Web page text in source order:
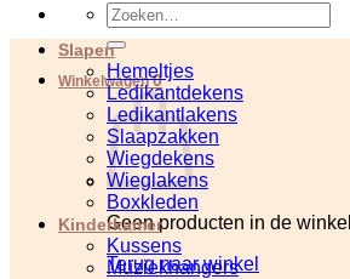
Zoeken
naar:
Winkelwagen0
Geen producten in de
Terug naar winkel
Slapen
Hemeltjes
Ledikantdekens
Ledikantlakens
Slaapzakken
Wiegdekens
Wieglakens
Boxkleden
Kinderkamer
Kussens
Muziekhangers